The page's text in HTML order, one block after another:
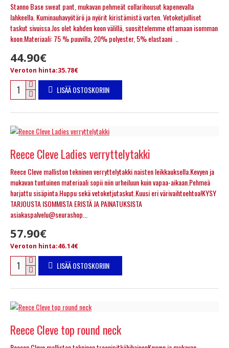
Stanno Base sweat pant, mukavan pehmeät collarihousut kapenevalla
lahkeella. Kuminauhavyötärö ja nyörit kiristämistä varten. Vetoketjulliset
taskut sivuissa.Jos olet kahden koon välillä, suosittelemme ottamaan isomman
koon.Materiaali: 75 % puuvilla, 20% polyester, 5% elastaani ..
44.90€
Veroton hinta:35.78€
LISÄÄ OSTOSKORIIN
Reece Cleve Ladies verryttelytakki
Reece Cleve malliston tekninen verryttelytakki naisten leikkauksella.Kevyen ja
mukavan tuntuinen materiaali sopii niin urheiluun kuin vapaa-aikaan.Pehmeä
harjattu sisäpinta.Huppu sekä vetoketjutaskut.Kuusi eri värivaihtoehtoa!KYSY
TARJOUSTA ISOMMISTA ERISTÄ JA PAINATUKSISTA
asiakaspalvelu@seurashop...
57.90€
Veroton hinta:46.14€
LISÄÄ OSTOSKORIIN
Reece Cleve top round neck